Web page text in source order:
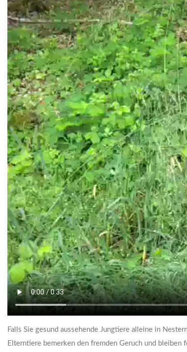
Falls Sie gesund aussehende Jungtiere alleine in
Elterntiere bemerken den fremden Geruch und